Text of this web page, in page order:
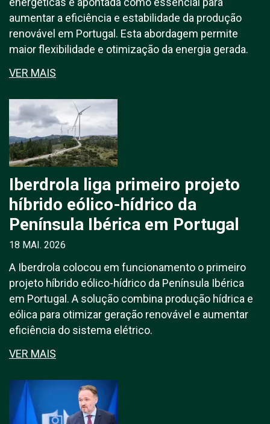
aumentar a eficiência e estabilidade da produção
renovável em Portugal. Esta abordagem permite
maior flexibilidade e otimização da energia gerada.
VER MAIS
Iberdrola liga primeiro projeto
híbrido eólico-hídrico da
Península Ibérica em Portugal
18 MAI. 2026
A Iberdrola colocou em funcionamento o primeiro
projeto híbrido eólico-hídrico da Península Ibérica
em Portugal. A solução combina produção hídrica e
eólica para otimizar geração renovável e aumentar
eficiência do sistema elétrico.
VER MAIS